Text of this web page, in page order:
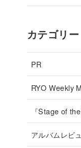
カテゴリー
PR
RYO Weekly
『Stage of
アルバムレビ